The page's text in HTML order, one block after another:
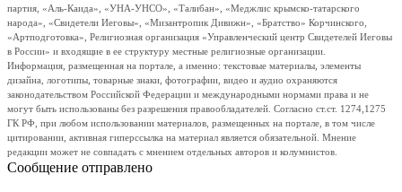
партия, «Аль-Каида», «УНА-УНСО», «Талибан», «Меджлис крымско-татарского
народа», «Свидетели Иеговы», «Мизантропик Дивижн», «Братство» Корчинского,
«Артподготовка», Религиозная организация «Управленческий центр Свидетелей Иеговы
в России» и входящие в ее структуру местные религиозные организации.
Информация, размещенная на портале, а именно: текстовые материалы, элементы
дизайна, логотипы, товарные знаки, фотографии, видео и аудио охраняются
законодательством Российской Федерации и международными нормами права и не
могут быть использованы без разрешения правообладателей. Согласно ст.ст. 1274,1275
ГК РФ, при любом использовании материалов, размещенных на портале, в том числе
цитировании, активная гиперссылка на материал является обязательной. Мнение
редакции может не совпадать с мнением отдельных авторов и колумнистов.
Сообщение отправлено